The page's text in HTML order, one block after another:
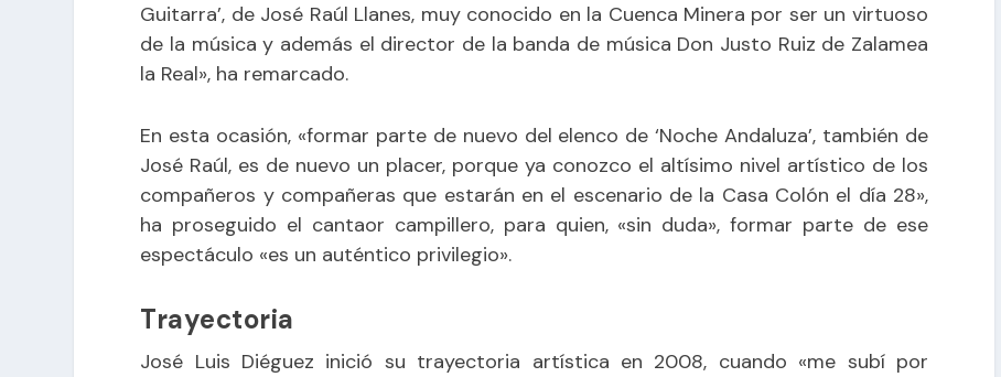
Guitarra’, de José Raúl Llanes, muy conocido en la Cuenca Minera por ser un virtuoso
de la música y además el director de la banda de música Don Justo Ruiz de Zalamea
la Real», ha remarcado.
En esta ocasión, «formar parte de nuevo del elenco de ‘Noche Andaluza’, también de
José Raúl, es de nuevo un placer, porque ya conozco el altísimo nivel artístico de los
compañeros y compañeras que estarán en el escenario de la Casa Colón el día 28»,
ha proseguido el cantaor campillero, para quien, «sin duda», formar parte de ese
espectáculo «es un auténtico privilegio».
Trayectoria
José Luis Diéguez inició su trayectoria artística en 2008, cuando «me subí por